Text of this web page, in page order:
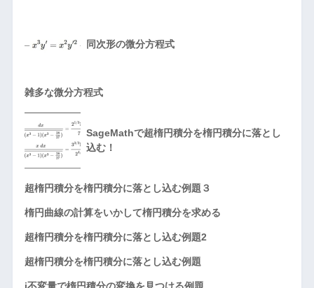
同次形の微分方程式
雑多な微分方程式
SageMathで超楕円積分を楕円積分に落とし
込む！
超楕円積分を楕円積分に落とし込む例題３
楕円曲線の計算をいかして楕円積分を求める
超楕円積分を楕円積分に落とし込む例題2
超楕円積分を楕円積分に落とし込む例題
j不変量で楕円積分の変換を見つける例題